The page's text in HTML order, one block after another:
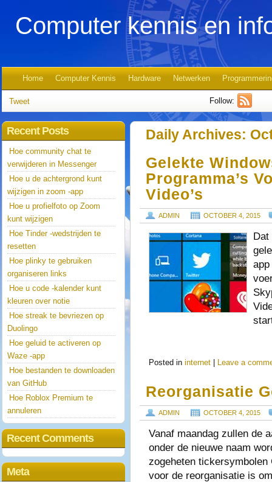
Computer kennis en
Home Computer Kennis Hardware Netwerken
Tweet Follow:
Daily Archives:
Gelekte
Programma’s
Video’s
ADMIN OCTOBER 4, 2015
Dat
Posted in internet Leave a
Reorganisatie
ADMIN OCTOBER 4, 2015
Vanaf maandag zullen de
onder de nieuwe naam
zogeheten tickersymbolen
voor de reorganisatie is
Recent Posts
Hoe community chat te
verwijderen in Messenger
Hoe u de achtergrond kunt
wijzigen in zoom -app
Hoe u profielfoto op Zoom
kunt wijzigen
Hoe Tinder -wedstrijden te
resetten
Hoe plinky te gebruiken
organiseren links
Hoe u code -kalender kunt
kleuren over notie
Hoe streak te bevriezen op
Duolingo
Hoe geluid te activeren op
Waze -app
Hoe bestanden te downloaden
van GitHub
Hoe Roblox Premium te
annuleren
Recent Comments
Meta